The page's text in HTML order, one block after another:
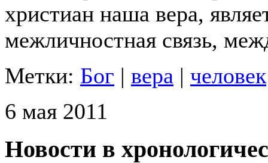
христиан наша вера,
межличностная связь,
Метки: Бог | вера | человек
6 мая 2011
Новости в